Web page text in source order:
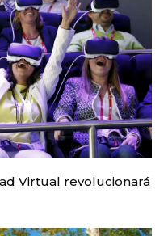
Virtual revolucionará